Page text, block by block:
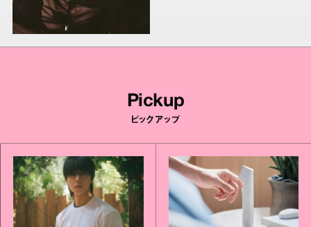
Pickup
ピックアップ